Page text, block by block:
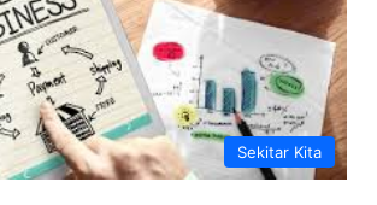
Sekitar Kita